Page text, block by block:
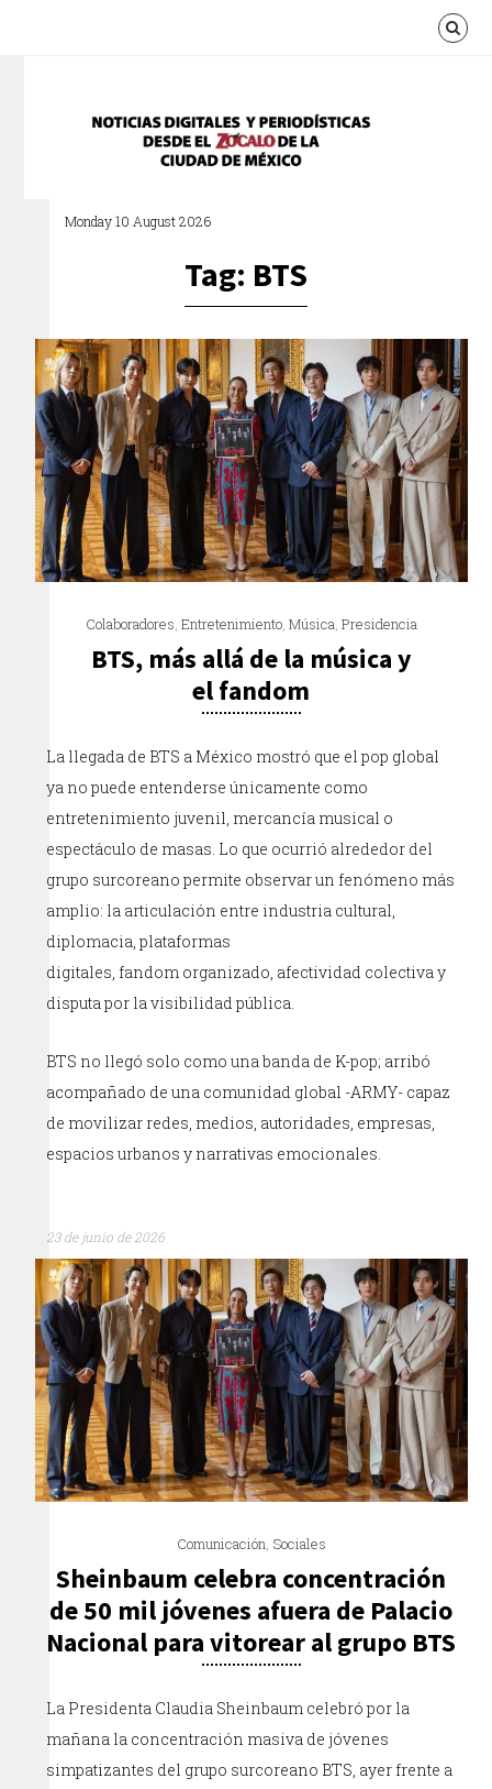
Monday 10 August 2026
Tag: BTS
Colaboradores, Entretenimiento, Música, Presidencia
BTS, más allá de la música y
el fandom
La llegada de BTS a México mostró que el pop global
ya no puede entenderse únicamente como
entretenimiento juvenil, mercancía musical o
espectáculo de masas. Lo que ocurrió alrededor del
grupo surcoreano permite observar un fenómeno más
amplio: la articulación entre industria cultural,
diplomacia, plataformas
digitales, fandom organizado, afectividad colectiva y
disputa por la visibilidad pública.
BTS no llegó solo como una banda de K-pop; arribó
acompañado de una comunidad global -ARMY- capaz
de movilizar redes, medios, autoridades, empresas,
espacios urbanos y narrativas emocionales.
23 de junio de 2026
Comunicación, Sociales
Sheinbaum celebra concentración
de 50 mil jóvenes afuera de Palacio
Nacional para vitorear al grupo BTS
La Presidenta Claudia Sheinbaum celebró por la
mañana la concentración masiva de jóvenes
simpatizantes del grupo surcoreano BTS, ayer frente a